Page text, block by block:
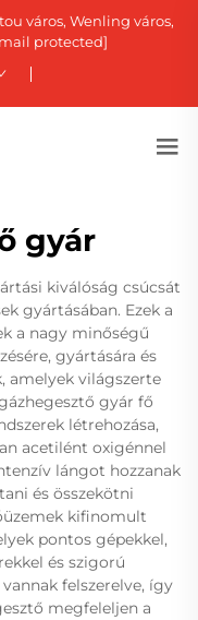
város, Wenling város,
protected]
gyár
kiválóság csúcsát
gyártásában. Ezek a
a nagy minőségű
gyártására és
amelyek világszerte
gyár fő
létrehozása,
acetilént oxigénnel
lángot hozzanak
és összekötni
kifinomult
pontos gépekkel,
és szigorú
felszerelve, így
megfeleljen a